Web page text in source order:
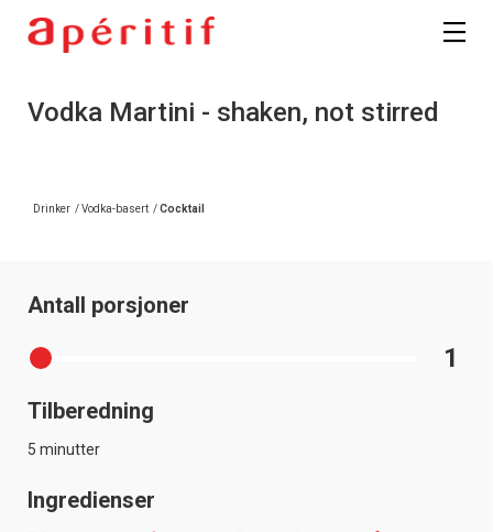
Registrer deg
Vodka Martini - shaken, not stirred
Drinker /Vodka-basert /Cocktail
Antall porsjoner
1
Tilberedning
5 minutter
Ingredienser